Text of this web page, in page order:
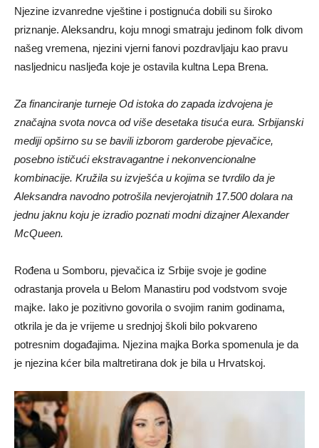
Njezine izvanredne vještine i postignuća dobili su široko
priznanje. Aleksandru, koju mnogi smatraju jedinom folk divom
našeg vremena, njezini vjerni fanovi pozdravljaju kao pravu
nasljednicu nasljeđa koje je ostavila kultna Lepa Brena.
Za financiranje turneje Od istoka do zapada izdvojena je
značajna svota novca od više desetaka tisuća eura. Srbijanski
mediji opširno su se bavili izborom garderobe pjevačice,
posebno ističući ekstravagantne i nekonvencionalne
kombinacije. Kružila su izvješća u kojima se tvrdilo da je
Aleksandra navodno potrošila nevjerojatnih 17.500 dolara na
jednu jaknu koju je izradio poznati modni dizajner Alexander
McQueen.
Rođena u Somboru, pjevačica iz Srbije svoje je godine
odrastanja provela u Belom Manastiru pod vodstvom svoje
majke. Iako je pozitivno govorila o svojim ranim godinama,
otkrila je da je vrijeme u srednjoj školi bilo pokvareno
potresnim događajima. Njezina majka Borka spomenula je da
je njezina kćer bila maltretirana dok je bila u Hrvatskoj.